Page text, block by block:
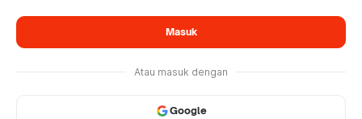
Masuk
Atau masuk dengan
Google